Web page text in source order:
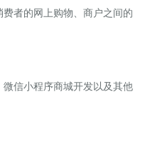
者的网上购物、商户之间的
信小程序商城开发以及其他